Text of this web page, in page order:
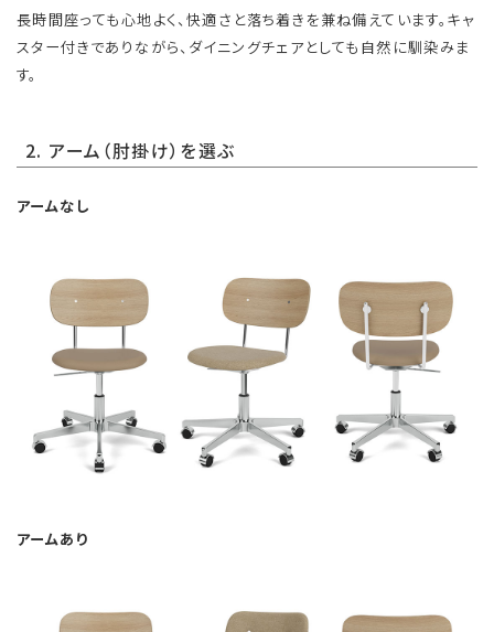
長時間座っても心地よく、快適さと落ち着きを兼ね備えています。キャ
スター付きでありながら、ダイニングチェアとしても自然に馴染みま
す。
2. アーム（肘掛け）を選ぶ
アームなし
アームあり